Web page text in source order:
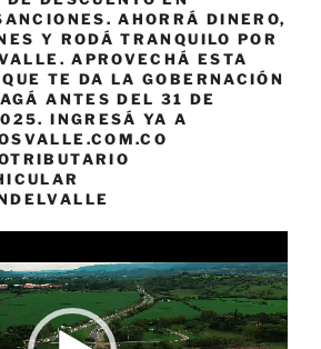
AHORRÁ DINERO,
Y RODÁ TRANQUILO POR
APROVECHÁ ESTA
TE DA LA GOBERNACIÓN
ANTES DEL 31 DE
INGRESÁ YA A